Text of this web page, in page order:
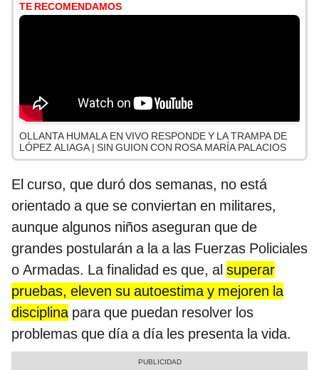
TE RECOMENDAMOS
OLLANTA HUMALA EN VIVO RESPONDE Y LA TRAMPA DE
LÓPEZ ALIAGA | SIN GUION CON ROSA MARÍA PALACIOS
El curso, que duró dos semanas, no está
orientado a que se conviertan en militares,
aunque algunos niños aseguran que de
grandes postularán a la a las Fuerzas Policiales
o Armadas. La finalidad es que, al superar
pruebas, eleven su autoestima y mejoren la
disciplinapara que puedan resolver los
problemas que día a día les presenta la vida.